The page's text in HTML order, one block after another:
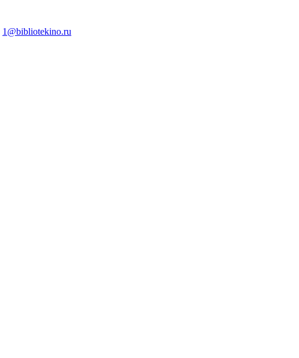
1@bibliotekino.ru